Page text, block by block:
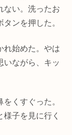
ない。洗ったお
ンを押した。
れ始めた。やは
いながら、キッ
くすぐった。
子を見に行く